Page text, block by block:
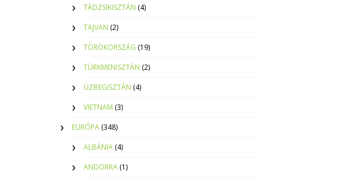
TÁDZSIKISZTÁN (4)
TAJVAN (2)
TÖRÖKORSZÁG (19)
TÜRKMENISZTÁN (2)
ÜZBEGISZTÁN (4)
VIETNAM (3)
EURÓPA (348)
ALBÁNIA (4)
ANDORRA (1)